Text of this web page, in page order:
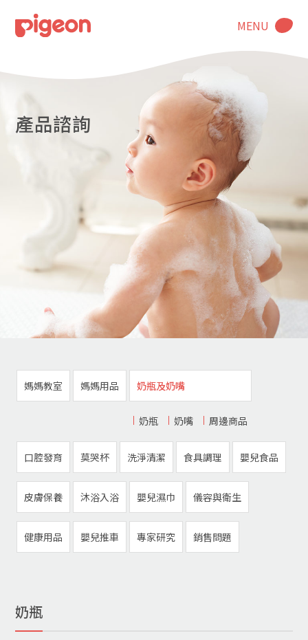
MENU
產品諮詢
媽媽教室 媽媽用品 奶瓶及奶嘴
奶瓶 奶嘴 周邊商品
口腔發育 莫哭杯 洗淨清潔 食具調理 嬰兒食品
皮膚保養 沐浴入浴 嬰兒濕巾 儀容與衛生
健康用品 嬰兒推車 專家研究 銷售問題
奶瓶